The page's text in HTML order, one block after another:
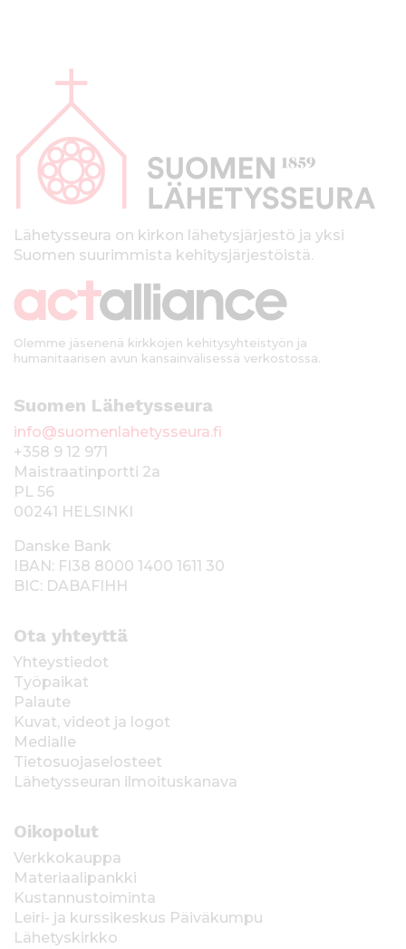
p
kLähetysseura on kirkon lähetysjärjestö ja yksi
Suomen suurimmista kehitysjärjestöistä.
Olemme jäsenenä kirkkojen kehitysyhteistyön ja
humanitaarisen avun kansainvälisessä verkostossa.
Suomen Lähetysseura
info@suomenlahetysseura.fi
+358 9 12 971
Maistraatinportti 2a
PL 56
00241 HELSINKI
Danske Bank
IBAN: FI38 8000 1400 1611 30
BIC: DABAFIHH
Ota yhteyttä
Yhteystiedot
Työpaikat
Palaute
Kuvat, videot ja logot
Medialle
Tietosuojaselosteet
Lähetysseuran ilmoituskanava
Oikopolut
Verkkokauppa
Materiaalipankki
Kustannustoiminta
Leiri- ja kurssikeskus Päiväkumpu
Lähetyskirkko